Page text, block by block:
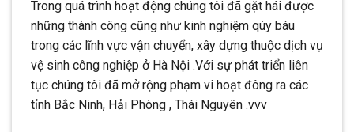
Trong quá trình hoạt động chúng tôi đã gặt hái được
những thành công cũng như kinh nghiệm qúy báu
trong các lĩnh vực vận chuyển, xây dựng thuộc dịch vụ
vệ sinh công nghiệp ở Hà Nội .Với sự phát triển liên
tục chúng tôi đã mở rộng phạm vi hoạt đông ra các
tỉnh Bắc Ninh, Hải Phòng , Thái Nguyên .vvv